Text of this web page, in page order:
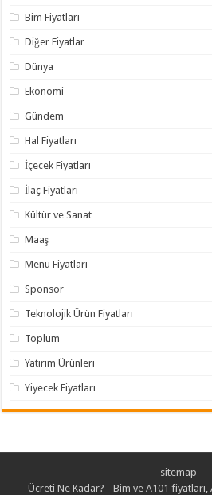
Bim Fiyatları
Diğer Fiyatlar
Dünya
Ekonomi
Gündem
Hal Fiyatları
İçecek Fiyatları
İlaç Fiyatları
Kültür ve Sanat
Maaş
Menü Fiyatları
Sponsor
Teknolojik Ürün Fiyatları
Toplum
Yatırım Ürünleri
Yiyecek Fiyatları
sitemap
Ücreti Ne Kadar? - Bim ve A101 fiyatları,